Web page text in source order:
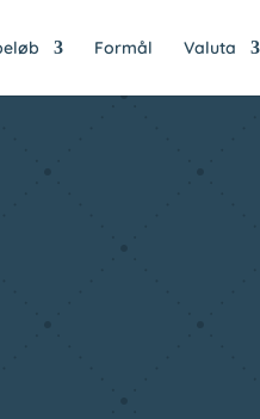
Formål Valuta